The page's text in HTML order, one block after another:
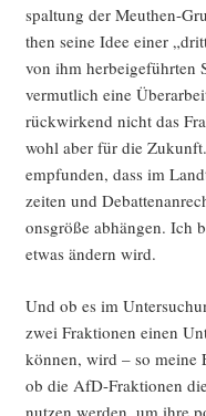
spal­tung der Meu­then-
then sei­ne Idee einer
von ihm her­bei­ge­führ­ten
ver­mut­lich eine
rück­wir­kend nicht das
wohl aber für die
emp­fun­den, dass im
zei­ten und
ons­grö­ße abhän­gen. Ich
etwas ändern wird.
Und ob es im
zwei Frak­tio­nen einen
kön­nen, wird – so mei­ne
ob die AfD-Frak­tio­nen
nut­zen wer­den, um ihre